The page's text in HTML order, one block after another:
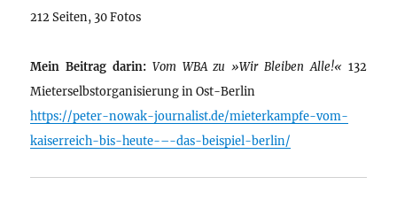
212 Seiten, 30 Fotos
Mein Beitrag darin: Vom WBA zu »Wir Bleiben Alle!« 132
Mieterselbstorganisierung in Ost-Berlin
https://peter-nowak-journalist.de/mieterkampfe-vom-
kaiserreich-bis-heute-–-das-beispiel-berlin/